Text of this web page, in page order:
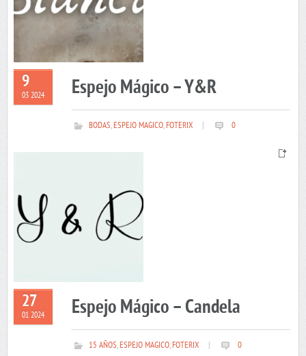
9
03 2024 Espejo Mágico – Y&R
BODAS,ESPEJO MAGICO,FOTERIX 0
27
01 2024 Espejo Mágico – Candela
15 AÑOS,ESPEJO MAGICO,FOTERIX 0